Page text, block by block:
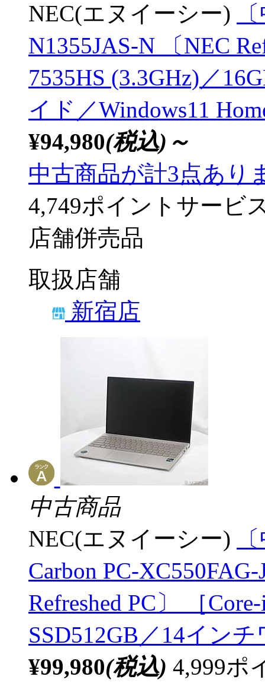
NEC(エヌイーシー)
N1355JAS-N 〔NEC
7535HS (3.3GHz)／
イド／Windows11
¥94,980(税込)～
中古商品が計3点あり
4,749ポイントサービ
店舗併売品
取扱店舗
新宿店
中古商品
NEC(エヌイーシー)
Carbon PC-
Refreshed PC〕 ［
SSD512GB／14イン
¥99,980(税込) 4,999ポ